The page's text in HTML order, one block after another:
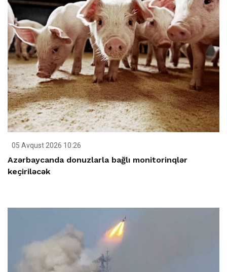
05 Avqust 2026 10:26
Azərbaycanda donuzlarla bağlı monitorinqlər
keçiriləcək